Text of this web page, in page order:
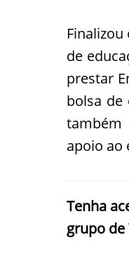
de
prestar
bolsa de
também
apoio ao
Tenha
grupo de